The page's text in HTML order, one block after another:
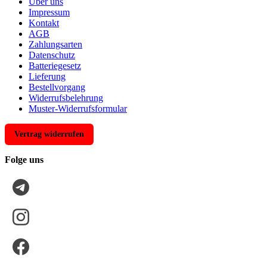
Impressum
Kontakt
AGB
Zahlungsarten
Datenschutz
Batteriegesetz
Lieferung
Bestellvorgang
Widerrufsbelehrung
Muster-Widerrufsformular
Vertrag widerrufen
Folge uns